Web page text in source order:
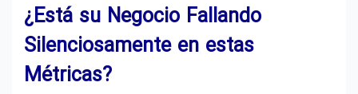
¿Está su Negocio Fallando
Silenciosamente en estas
Métricas?